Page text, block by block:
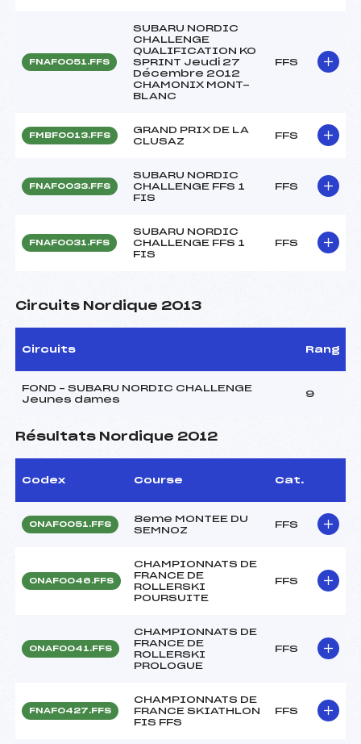
FNAF0051.FFS
SUBARU NORDIC
CHALLENGE
QUALIFICATION KO
SPRINT Jeudi 27
Décembre 2012
CHAMONIX MONT-
BLANC
FFS
FMBF0013.FFS
GRAND PRIX DE LA
CLUSAZ
FFS
FNAF0033.FFS
SUBARU NORDIC
CHALLENGE FFS 1
FIS
FFS
FNAF0031.FFS
SUBARU NORDIC
CHALLENGE FFS 1
FIS
FFS
Circuits Nordique 2013
Circuits Rang
FOND – SUBARU NORDIC CHALLENGE
Jeunes dames
9
Résultats Nordique 2012
Codex Course Cat.
ONAF0051.FFS
8eme MONTEE DU
SEMNOZ
FFS
ONAF0046.FFS
CHAMPIONNATS DE
FRANCE DE
ROLLERSKI
POURSUITE
FFS
ONAF0041.FFS
CHAMPIONNATS DE
FRANCE DE
ROLLERSKI
PROLOGUE
FFS
FNAF0427.FFS
CHAMPIONNATS DE
FRANCE SKIATHLON
FIS FFS
FFS